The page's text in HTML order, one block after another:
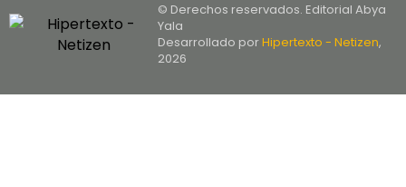
© Derechos reservados. Editorial Abya
Yala
Desarrollado porHipertexto - Netizen,
2026